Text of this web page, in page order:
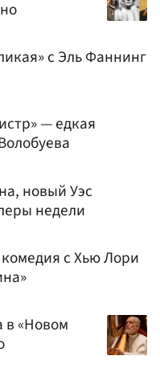
с Эль Фаннинг
— едкая
новый Уэс
недели
с Хью Лори
«Новом